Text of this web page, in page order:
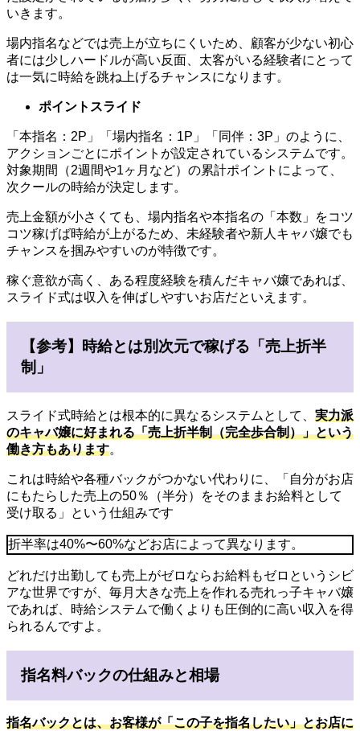
いきます。
場内指名などでは売上が立ちにくいため、顧客が少ない初心
者には少しハードルが高い反面、太客がいる経験者にとって
は一気に時給を跳ね上げるチャンスになります。
ポイントスライド
「本指名：2P」「場内指名：1P」「同伴：3P」のように、
アクションごとにポイントが設定されているシステムです。
対象期間（2週間や1ヶ月など）の累計ポイントによって、
次クールの時給が決定します。
売上金額が小さくても、場内指名や本指名の「本数」をコツ
コツ稼げば時給が上がるため、未経験者や新人キャバ嬢でも
チャンスを掴みやすいのが特徴です。
稼ぐ意欲が高く、ある程度経験を積んだキャバ嬢であれば、
スライド式は収入を伸ばしやすいお店だといえます。
【参考】時給とは別次元で稼げる「売上折半
制」
スライド式時給とは根本的に異なるシステムとして、 実力派
のキャバ嬢に好まれる「売上折半制（完全歩合制）」という
働き方もあります。
これは時給や各種バックがつかない代わりに、「自分がお店
にもたらした売上の50％（半分）をそのままお給料として
受け取る」という仕組みです
折半率は40%〜60%などお店によって異なります。
どれだけ出勤しても売上がゼロならお給料もゼロというシビ
アな世界ですが、毎月大きな売上を作れる売れっ子キャバ嬢
であれば、時給システムで働くよりも圧倒的に高い収入を得
られるんですよ。
指名料バックの仕組みと相場
指名バックとは、お客様が「この子を指名したい」とお店に